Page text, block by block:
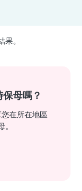
。
母嗎？
在所在地區